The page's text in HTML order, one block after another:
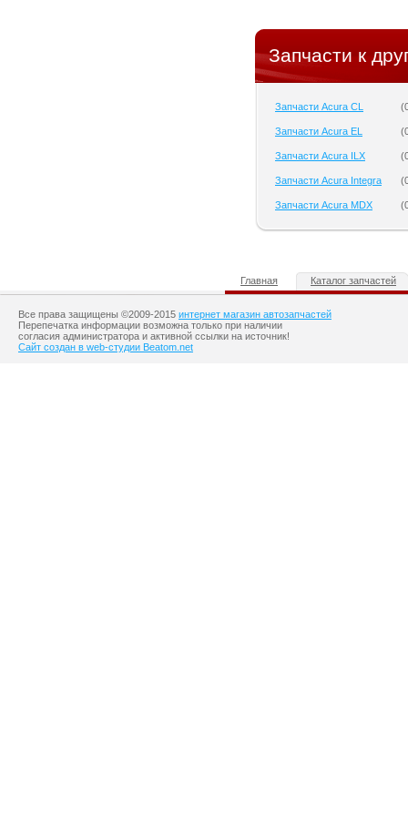
Запчасти к
Запчасти Acura CL (
Запчасти Acura EL (
Запчасти Acura ILX (
Запчасти Acura Integra (
Запчасти Acura MDX (
Главная Каталог запчастей
Все права защищены ©2009-2015 интернет магазин автозапчастей
Перепечатка информации возможна только при наличии
согласия администратора и активной ссылки на источник!
Сайт создан в web-студии Beatom.net